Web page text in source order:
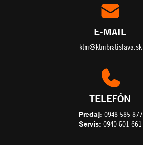
E-MAIL
ktm@ktmbratislava.sk
TELEFÓN
Predaj: 0948 585 877
Servis: 0940 501 661